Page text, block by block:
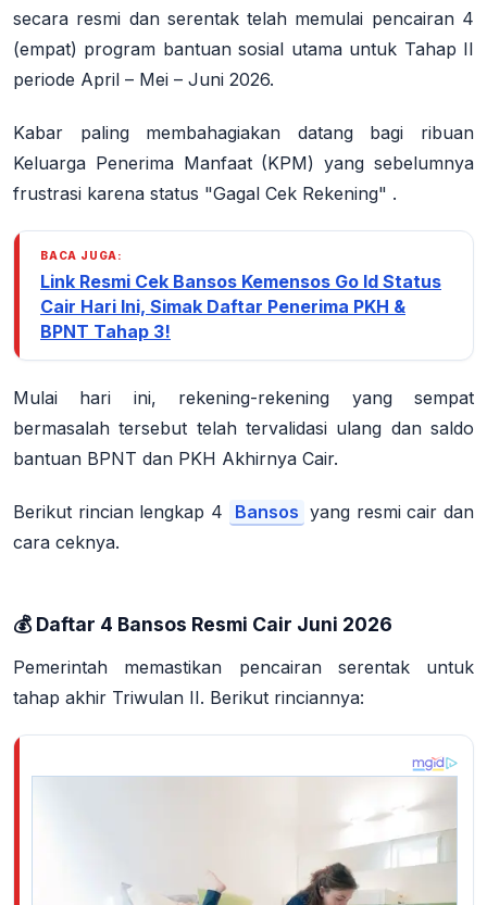
secara resmi dan serentak telah memulai pencairan 4
(empat) program bantuan sosial utama untuk Tahap II
periode April – Mei – Juni 2026.
Kabar paling membahagiakan datang bagi ribuan
Keluarga Penerima Manfaat (KPM) yang sebelumnya
frustrasi karena status "Gagal Cek Rekening" .
BACA JUGA:
Link Resmi Cek Bansos Kemensos Go Id Status
Cair Hari Ini, Simak Daftar Penerima PKH &
BPNT Tahap 3!
Mulai hari ini, rekening-rekening yang sempat
bermasalah tersebut telah tervalidasi ulang dan saldo
bantuan BPNT dan PKH Akhirnya Cair.
Berikut rincian lengkap 4 Bansos yang resmi cair dan
cara ceknya.
💰 Daftar 4 Bansos Resmi Cair Juni 2026
Pemerintah memastikan pencairan serentak untuk
tahap akhir Triwulan II. Berikut rinciannya: